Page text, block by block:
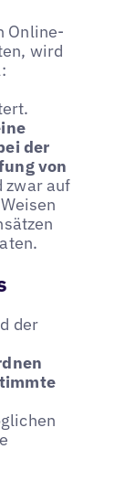
Online-
wird
der
von
zwar auf
der